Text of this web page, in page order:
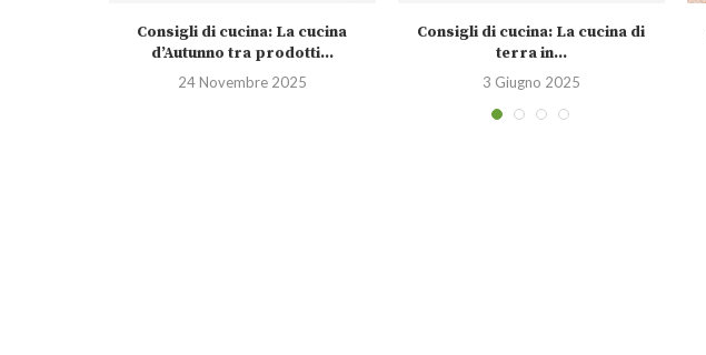
Consigli di cucina: La cucina
d’Autunno tra prodotti...
24 Novembre 2025
Consigli di cucina: La cucina di
terra in...
3 Giugno 2025